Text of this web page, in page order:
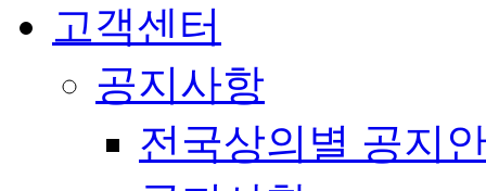
고객센터
공지사항
전국상의별 공지